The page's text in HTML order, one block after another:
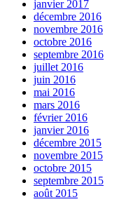
janvier 2017
décembre 2016
novembre 2016
octobre 2016
septembre 2016
juillet 2016
juin 2016
mai 2016
mars 2016
février 2016
janvier 2016
décembre 2015
novembre 2015
octobre 2015
septembre 2015
août 2015